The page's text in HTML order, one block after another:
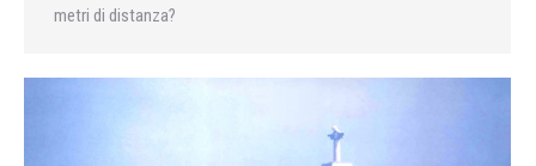
metri di distanza?